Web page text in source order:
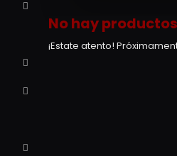
No hay
¡Estate atento!